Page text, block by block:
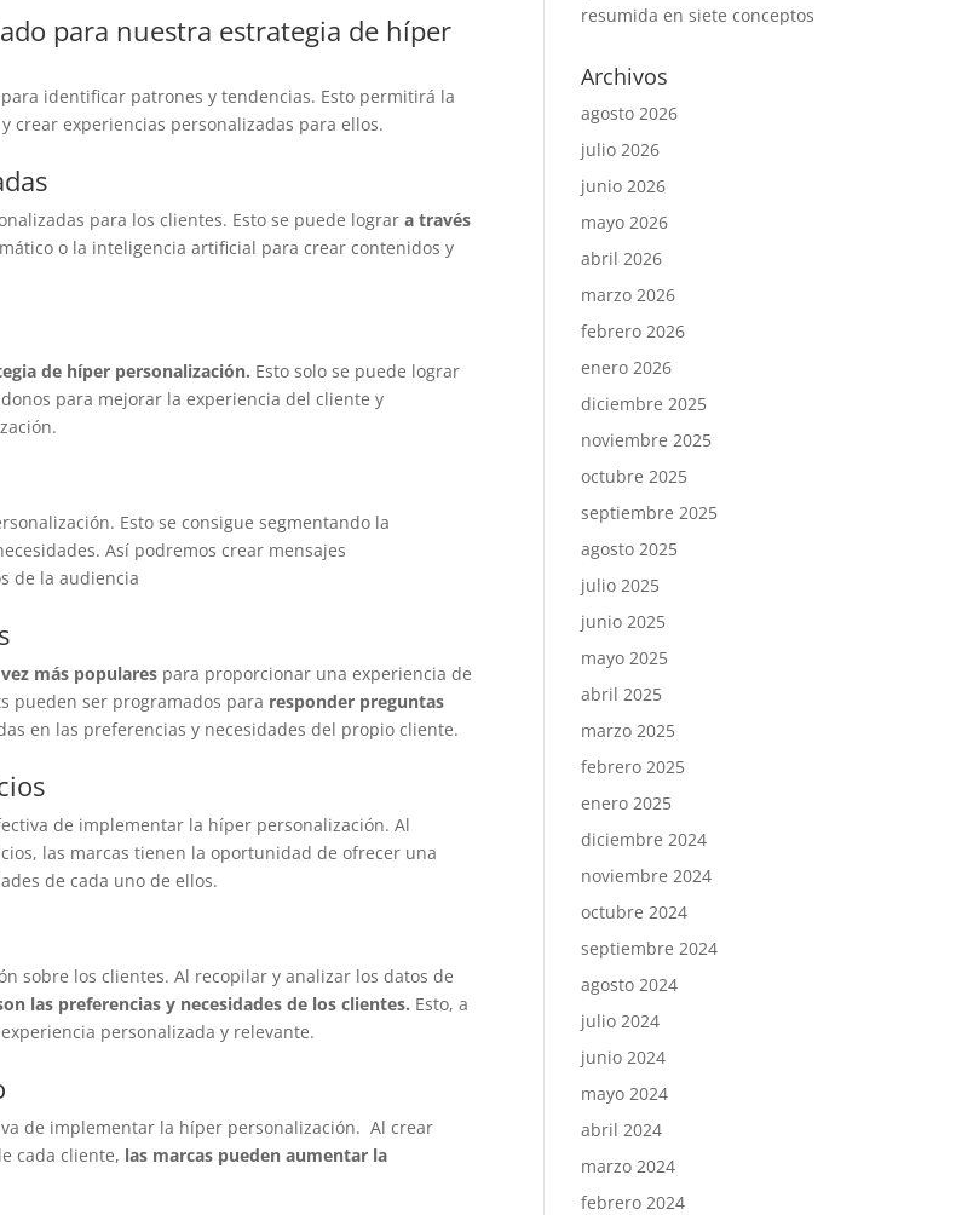
para nuestra estrategia de híper
para identificar patrones y tendencias. Esto permitirá la
crear experiencias personalizadas para ellos.
para los clientes. Esto se puede lograra través
o la inteligencia artificial para crear contenidos y
de híper personalización. Esto solo se puede lograr
para mejorar la experiencia del cliente y
Esto se consigue segmentando la
Así podremos crear mensajes
de la audiencia
más populares para proporcionar una experiencia de
pueden ser programados para responder preguntas
en las preferencias y necesidades del propio cliente.
de implementar la híper personalización. Al
las marcas tienen la oportunidad de ofrecer una
de cada uno de ellos.
sobre los clientes. Al recopilar y analizar los datos de
las preferencias y necesidades de los clientes. Esto, a
personalizada y relevante.
de implementar la híper personalización. Al crear
cada cliente, las marcas pueden aumentar la
resumida en siete conceptos
Archivos
agosto 2026
julio 2026
junio 2026
mayo 2026
abril 2026
marzo 2026
febrero 2026
enero 2026
diciembre 2025
noviembre 2025
octubre 2025
septiembre 2025
agosto 2025
julio 2025
junio 2025
mayo 2025
abril 2025
marzo 2025
febrero 2025
enero 2025
diciembre 2024
noviembre 2024
octubre 2024
septiembre 2024
agosto 2024
julio 2024
junio 2024
mayo 2024
abril 2024
marzo 2024
febrero 2024